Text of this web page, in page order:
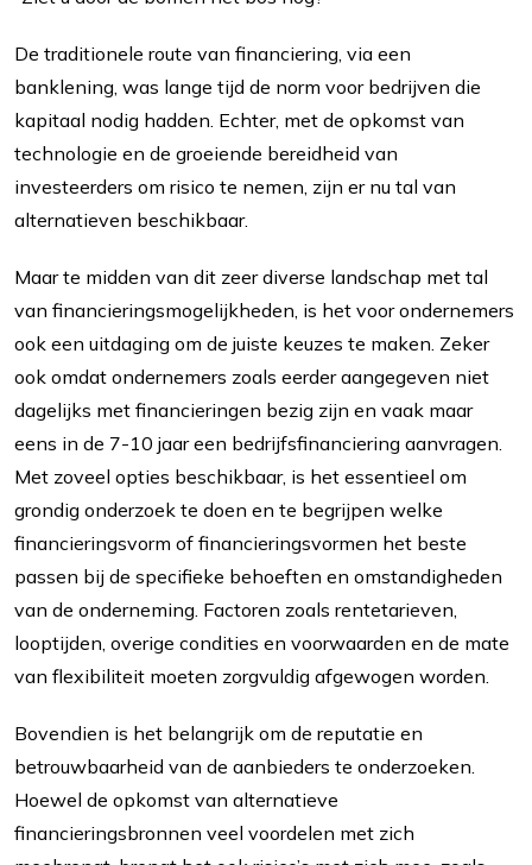
De traditionele route van financiering, via een
banklening, was lange tijd de norm voor bedrijven die
kapitaal nodig hadden. Echter, met de opkomst van
technologie en de groeiende bereidheid van
investeerders om risico te nemen, zijn er nu tal van
alternatieven beschikbaar.
Maar te midden van dit zeer diverse landschap met tal
van financieringsmogelijkheden, is het voor ondernemers
ook een uitdaging om de juiste keuzes te maken. Zeker
ook omdat ondernemers zoals eerder aangegeven niet
dagelijks met financieringen bezig zijn en vaak maar
eens in de 7-10 jaar een bedrijfsfinanciering aanvragen.
Met zoveel opties beschikbaar, is het essentieel om
grondig onderzoek te doen en te begrijpen welke
financieringsvorm of financieringsvormen het beste
passen bij de specifieke behoeften en omstandigheden
van de onderneming. Factoren zoals rentetarieven,
looptijden, overige condities en voorwaarden en de mate
van flexibiliteit moeten zorgvuldig afgewogen worden.
Bovendien is het belangrijk om de reputatie en
betrouwbaarheid van de aanbieders te onderzoeken.
Hoewel de opkomst van alternatieve
financieringsbronnen veel voordelen met zich